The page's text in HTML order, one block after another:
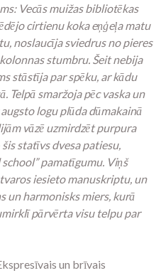
Vecās muižas bibliotēkas
cirtienu koka eņģeļa matu
noslaucīja sviedrus no pieres
stumbru. Šeit nebija
stāstīja par spēku, ar kādu
Telpā smaržoja pēc vaska un
logu plūda dūmakainā
vāzē uzmirdzēt purpura
statīvs dvesa patiesu,
pamatīgumu. Viņš
iesieto manuskriptu, un
un harmonisks miers, kurā
pārvērta visu telpu par
un brīvais